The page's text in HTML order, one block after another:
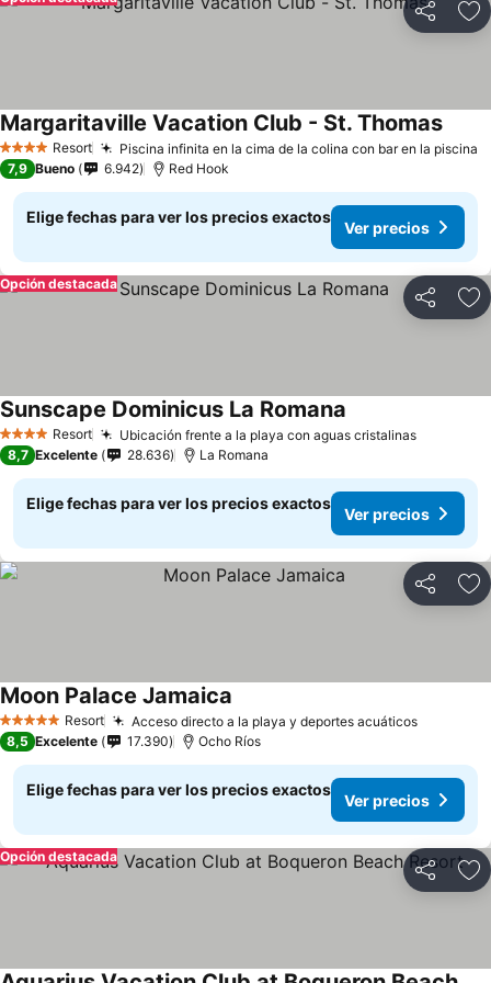
Compartir
4 EstrellasResort Piscina infinita en la cima de la colina con bar en la piscina
Margaritaville Vacation Club - St. Thomas
7,9 Bueno 6.942 Red Hook
Elige fechas para ver los precios exactos
Ver precios
Compartir
Opción destacada
4 EstrellasResort Ubicación frente a la playa con aguas cristalinas
Sunscape Dominicus La Romana
8,7 Excelente 28.636 La Romana
Elige fechas para ver los precios exactos
Ver precios
Compartir
5 Estrellas Resort Acceso directo a la playa y deportes acuáticos
Moon Palace Jamaica
8,5 Excelente 17.390 Ocho Ríos
Elige fechas para ver los precios exactos
Ver precios
Compartir
Opción destacada